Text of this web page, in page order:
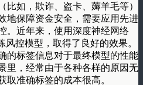
比如，欺诈、盗卡、薅羊毛等）
地保障资金安全，需要应用先进
。近年来，使用深度神经网络
控模型，取得了良好的效果。
的标签信息对于最终模型的性能
里，经常由于各种各样的原因无
取准确标签的成本很高。